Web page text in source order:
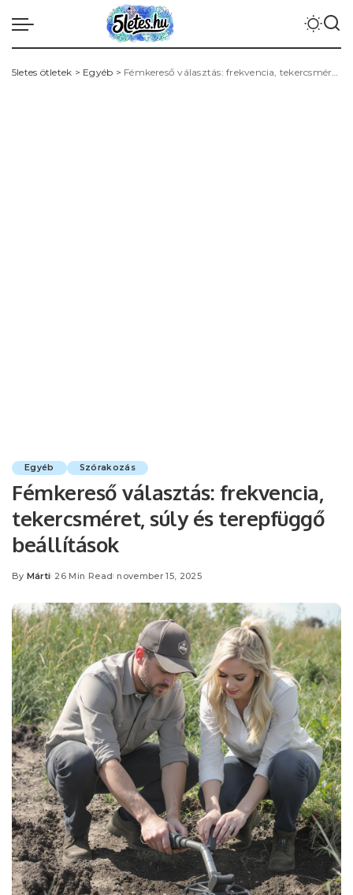
5letes ötletek > Egyéb > Fémkereső választás: frekvencia, tekercsméret, súly és terepfüggő beállítások
Egyéb Szórakozás
Fémkereső választás: frekvencia,
tekercsméret, súly és terepfüggő
beállítások
Posted
By Márti 26 Min Read november 15, 2025